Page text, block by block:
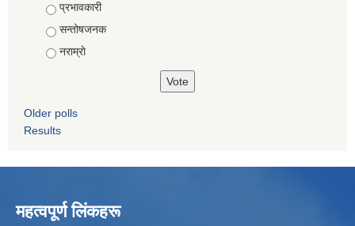
Choices
प्रभावकारी
सन्तोषजनक
नराम्राे
Older polls
Results
महत्वपूर्ण लिंकहरू